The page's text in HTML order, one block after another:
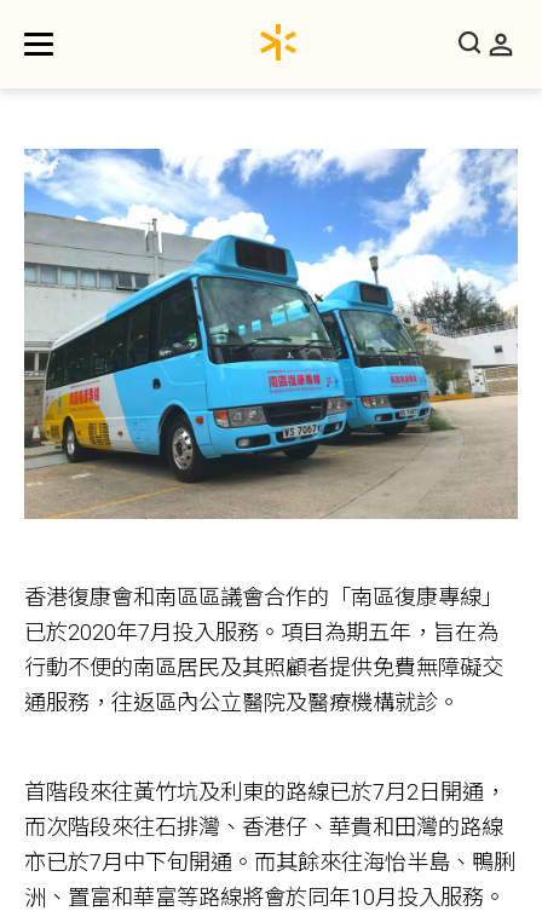
香港復康會和南區區議會合作的「南區復康專線」
已於2020年7月投入服務。項目為期五年，旨在為
行動不便的南區居民及其照顧者提供免費無障礙交
通服務，往返區內公立醫院及醫療機構就診。
首階段來往黃竹坑及利東的路線已於7月2日開通，
而次階段來往石排灣、香港仔、華貴和田灣的路線
亦已於7月中下旬開通。而其餘來往海怡半島、鴨脷
洲、置富和華富等路線將會於同年10月投入服務。